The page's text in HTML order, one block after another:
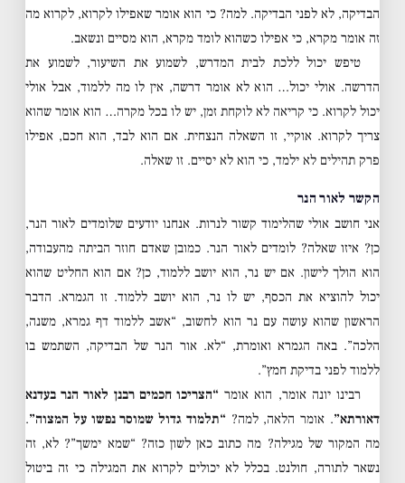
הבדיקה, לא לפני הבדיקה. למה? כי הוא אומר שאפילו לקרוא, לקרוא מה
זה אומר מקרא, כי אפילו כשהוא לומד מקרא, הוא מסיים ונשאב.
טיפש יכול ללכת לבית המדרש, לשמוע את השיעור, לשמוע את
הדרשה. אולי יכול… הוא לא אומר דרשה, אין לו מה ללמוד, אבל אולי
יכול לקרוא. כי קריאה לא לוקחת זמן, יש לו בכל מקרה… הוא אומר שהוא
צריך לקרוא. אוקיי, זו השאלה הנצחית. אם הוא לבד, הוא חכם, אפילו
פרק תהילים לא ילמד, כי הוא לא יסיים. זו שאלה.
הקשר לאור הנר
אני חושב אולי שהלימוד קשור לנרות. אנחנו יודעים שלומדים לאור הנר,
כן? איזו שאלה? לומדים לאור הנר. כמובן שאדם חוזר הביתה מהעבודה,
הוא הולך לישון. אם יש נר, הוא יושב ללמוד, כן? אם הוא החליט שהוא
יכול להוציא את הכסף, יש לו נר, הוא יושב ללמוד. זו הגמרא. הדבר
הראשון שהוא עושה עם נר הוא לחשוב, “אשב ללמוד דף גמרא, משנה,
הלכה”. באה הגמרא ואומרת, “לא. אור הנר של הבדיקה, השתמש בו
ללמוד לפני בדיקת חמץ”.
רבינו יונה אומר, הוא אומר “הצריכו חכמים רבנן לאור הנר בעדנא
דאורתא”. אומר הלאה, למה?“תלמוד גדול שמוסר נפשו על המצוה”.
מה המקור של מגילה? מה כתוב כאן לשון כזה? “שמא ימשך”? לא, זה
נשאר לתורה, חולנט. בכלל לא יכולים לקרוא את המגילה כי זה ביטול